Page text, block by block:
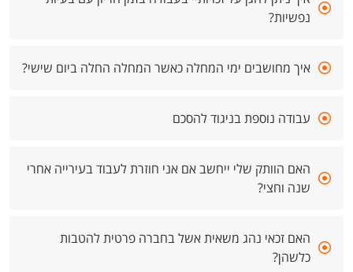
נפשיות?
איך מחושבים ימי המחלה כאשר המחלה החלה ביום שישי?
עבודה נוספת בניגוד להסכם
האם הוותק שלי ייחשב אם אני חוזרת לעבוד בעירייה אחרי
שנה וחצי?
האם זכאי נהג משאית אשל בחברה פרטית להטבות
כלשהן?